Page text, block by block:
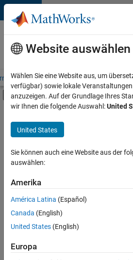
Weiter zum Inhalt
Karriere
bei
MathWorks
– Übersicht Stellensuche
Umschaltung für Off-
Hauptinhalt
Advanced Support
Globalisierung
Information Technology
Infrastructure and Architecture
Quality Engineering
Release Engineering
Software Process Engineering
Technical Writing
+7
Derzeit
es
keine
offenen
Stellen,
Ihren
Website auswählen
Wählen Sie eine Website aus, um
verfügbar) sowie lokale
anzuzeigen. Auf der Grundlage Ihres
wir Ihnen die folgende Auswahl:United
United States
Sie können auch eine Website aus der
auswählen:
Amerika
América Latina (Español)
Canada (English)
United States (English)
Europa